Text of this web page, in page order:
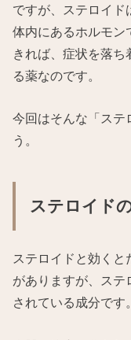
ですが、ステロイド
体内にあるホルモン
きれば、症状を落ち
る薬なのです。
今回はそんな「ステ
う。
ステロイド
ステロイドと効く
がありますが、ステ
されている成分です。